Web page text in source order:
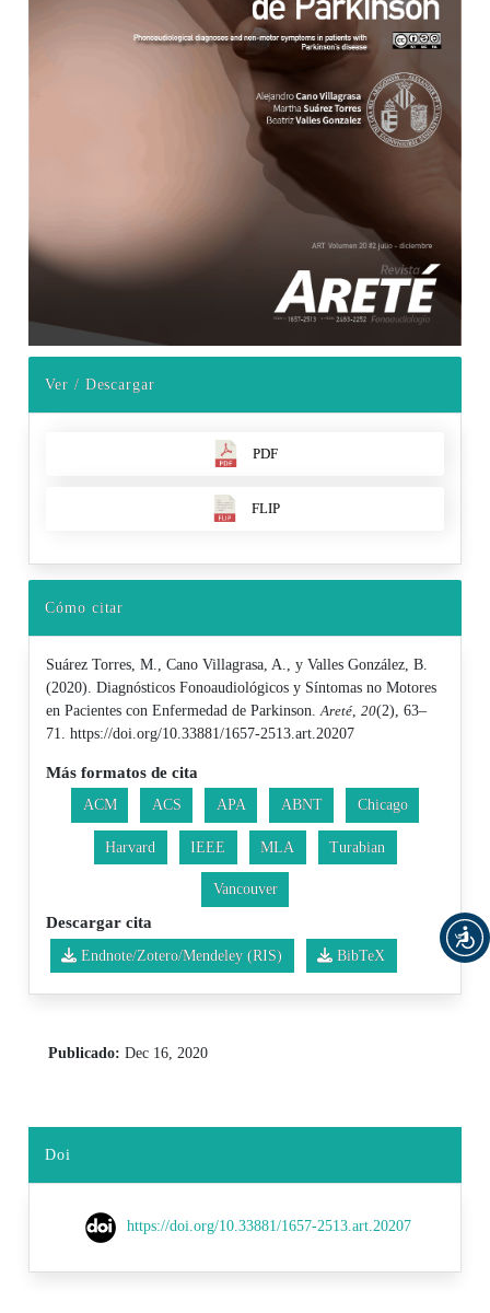
Ver / Descargar
PDF
FLIP
Cómo citar
Suárez Torres, M., Cano Villagrasa, A., y Valles González, B.
(2020). Diagnósticos Fonoaudiológicos y Síntomas no Motores
en Pacientes con Enfermedad de Parkinson.Areté ,20(2), 63–
71. https://doi.org/10.33881/1657-2513.art.20207
Más formatos de cita
ACM ACS APA ABNT Chicago
Harvard IEEE MLA Turabian
Vancouver
Descargar cita
Endnote/Zotero/Mendeley (RIS) BibTeX
Publicado: Dec 16, 2020
Doi
https://doi.org/10.33881/1657-2513.art.20207